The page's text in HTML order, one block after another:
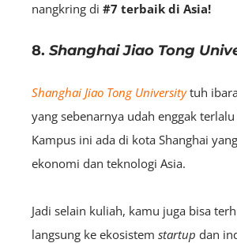
nangkring di #7 terbaik di Asia!
8. Shanghai Jiao Tong
Shanghai Jiao Tong Universitytuh
yang sebenarnya udah enggak terlalu
Kampus ini ada di kota Shanghai
ekonomi dan teknologi Asia.
Jadi selain kuliah, kamu juga bisa
langsung ke ekosistem startup dan